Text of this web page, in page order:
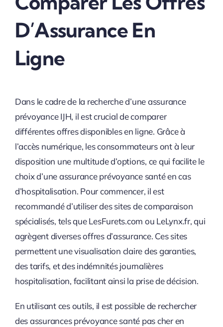
D’Assurance En
Ligne
Dans le cadre de la recherche d’une assurance
prévoyance IJH, il est crucial de comparer
différentes offres disponibles en ligne. Grâce à
l’accès numérique, les consommateurs ont à leur
disposition une multitude d’options, ce qui facilite le
choix d’une assurance prévoyance santé en cas
d’hospitalisation. Pour commencer, il est
recommandé d’utiliser des sites de comparaison
spécialisés, tels que LesFurets.com ou LeLynx.fr, qui
agrègent diverses offres d’assurance. Ces sites
permettent une visualisation claire des garanties,
des tarifs, et des indémnités journalières
hospitalisation, facilitant ainsi la prise de décision.
En utilisant ces outils, il est possible de rechercher
des assurances prévoyance santé pas cher en